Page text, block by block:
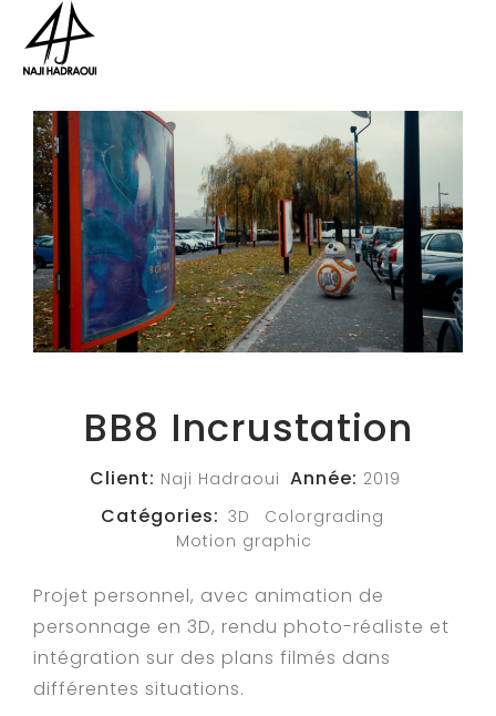
BB8 Incrustation
Client: Naji Hadraoui Année: 2019
Catégories: 3D
Colorgrading
Motion graphic
Projet personnel, avec animation de
personnage en 3D, rendu photo-réaliste et
intégration sur des plans filmés dans
différentes situations.